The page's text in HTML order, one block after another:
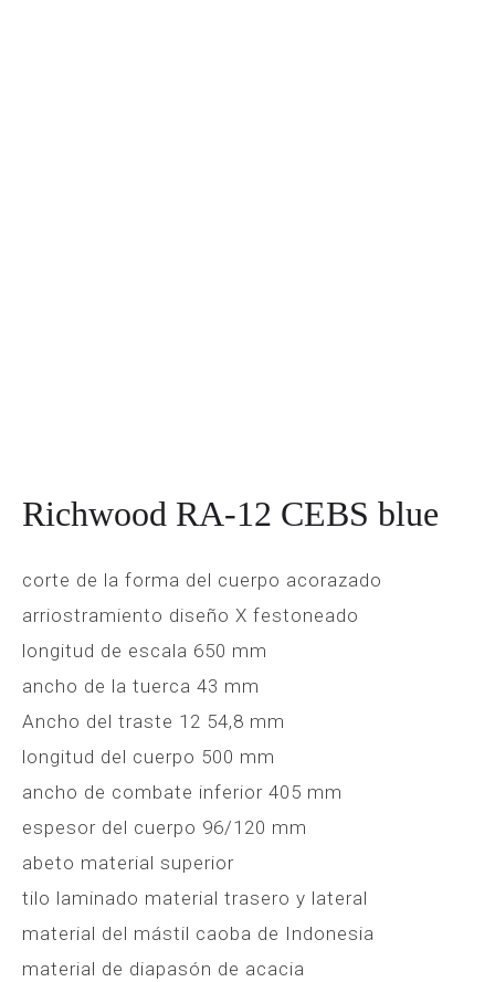
Richwood RA-12 CEBS blue
corte de la forma del cuerpo acorazado
arriostramiento diseño X festoneado
longitud de escala 650 mm
ancho de la tuerca 43 mm
Ancho del traste 12 54,8 mm
longitud del cuerpo 500 mm
ancho de combate inferior 405 mm
espesor del cuerpo 96/120 mm
abeto material superior
tilo laminado material trasero y lateral
material del mástil caoba de Indonesia
material de diapasón de acacia